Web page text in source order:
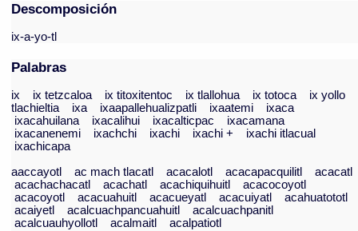
Descomposición
ix-a-yo-tl
Palabras
ix ix tetzcaloa ix titoxitentoc ix tlallohua ix totoca
ix yollo
tlachieltia
ixa ixaapallehualizpatli ixaatemi
ixaca
ixacahuilana
ixacalihui ixacalticpac
ixacamana
ixacanenemi
ixachchi ixachi ixachi +
ixachi itlacual
ixachicapa
aaccayotl
ac mach tlacatl acacalotl acacapacquilitl
acacatl
acachachacatl
acachatl acachiquihuitl
acacocoyotl
acacoyotl
acacuahuitl acacueyatl acacuiyatl
acahuatototl
acaiyetl
acalcuachpancuahuitl
acalcuachpanitl
acalcuauhyollotl
acalmaitl
acalpatiotl